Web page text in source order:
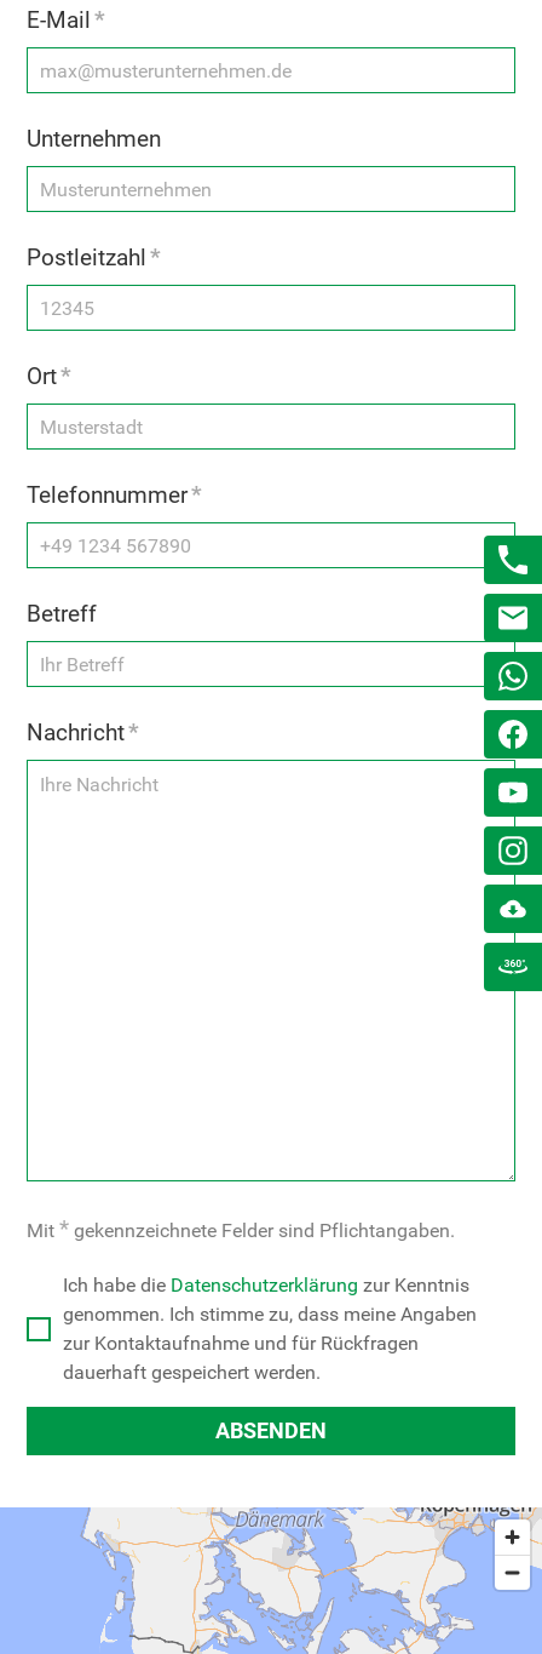
E-Mail*
Unternehmen
Postleitzahl*
Ort*
Telefonnummer*
Betreff
Nachricht*
Mit* gekennzeichnete Felder sind Pflichtangaben.
Ich habe die Datenschutzerklärung zur Kenntnis
genommen. Ich stimme zu, dass meine Angaben
zur Kontaktaufnahme und für Rückfragen
dauerhaft gespeichert werden.
ABSENDEN